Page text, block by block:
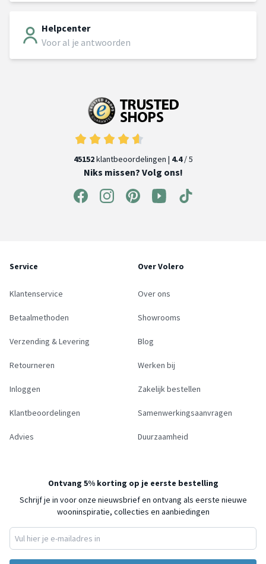
Helpcenter
Voor al je antwoorden
45152klantbeoordelingen | 4.4/ 5
Niks missen? Volg ons!
Service
Klantenservice
Betaalmethoden
Verzending & Levering
Retourneren
Inloggen
Klantbeoordelingen
Advies
Over Volero
Over ons
Showrooms
Blog
Werken bij
Zakelijk bestellen
Samenwerkingsaanvragen
Duurzaamheid
Ontvang 5% korting op je eerste bestelling
Schrijf je in voor onze nieuwsbrief en ontvang als eerste nieuwe
wooninspiratie, collecties en aanbiedingen